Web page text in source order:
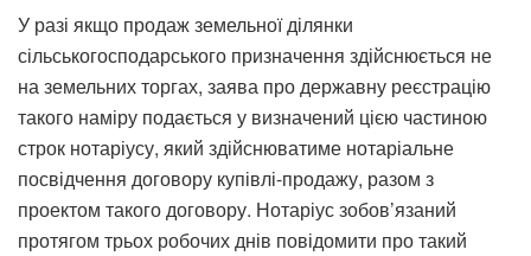
У разі якщо продаж земельної ділянки
сільськогосподарського призначення здійснюється не
на земельних торгах, заява про державну реєстрацію
такого наміру подається у визначений цією частиною
строк нотаріусу, який здійснюватиме нотаріальне
посвідчення договору купівлі-продажу, разом з
проектом такого договору. Нотаріус зобов’язаний
протягом трьох робочих днів повідомити про такий